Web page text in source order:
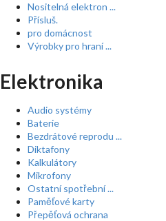
Nositelná elektron ...
Přísluš.
pro domácnost
Výrobky pro hraní ...
Elektronika
Audio systémy
Baterie
Bezdrátové reprodu ...
Diktafony
Kalkulátory
Mikrofony
Ostatní spotřební ...
Paměťové karty
Přepěťová ochrana